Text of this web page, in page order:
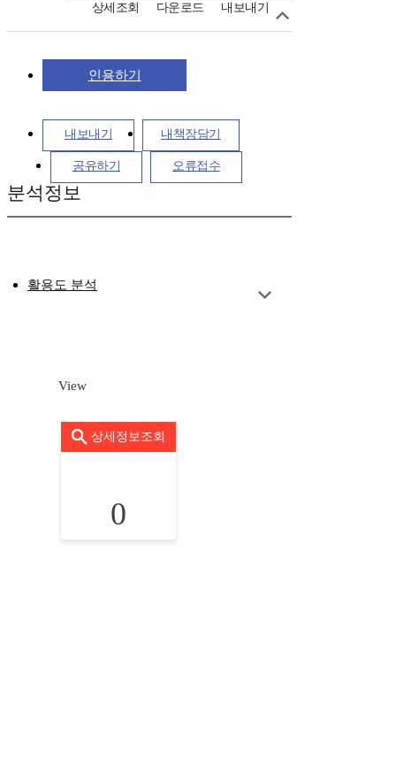
상세조회 다운로드 내보내기
인용하기
내보내기 내책장담기
공유하기 오류접수
분석정보
활용도 분석
View
상세정보조회
0